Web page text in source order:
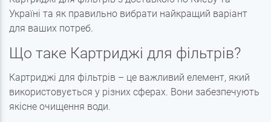
Україні та як правильно вибрати найкращий варіант
для ваших потреб.
Що таке Картриджі для фільтрів?
Картриджі для фільтрів – це важливий елемент, який
використовується у різних сферах. Вони забезпечують
якісне очищення води.